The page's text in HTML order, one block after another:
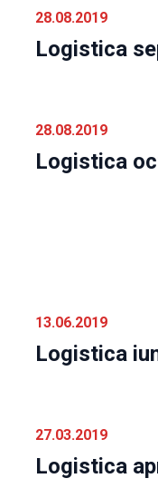
28.08.2019
Logistica
28.08.2019
Logistica
13.06.2019
Logistica
27.03.2019
Logistica